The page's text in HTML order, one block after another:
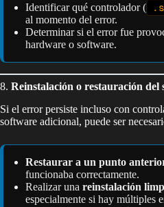
Identificar qué controlador (
al momento del error.
Determinar si el error fue
hardware o software.
8. Reinstalación o restauración del
Si el error persiste incluso con
software adicional, puede ser
Restaurar a un punto
funcionaba correctamente.
Realizar una reinstalación
especialmente si hay múltiples